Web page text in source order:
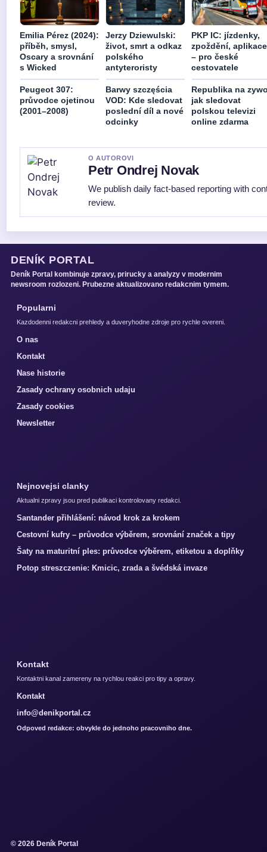
Emilia Pérez (2024):
příběh, smysl,
Oscary a srovnání
s Wicked
Jerzy Dziewulski:
život, smrt a odkaz
polského
antyteroristy
PKP IC: jízdenky,
zpoždění, aplikace
– pro české
cestovatele
Peugeot 307:
průvodce ojetinou
(2001–2008)
Barwy szczęścia
VOD: Kde sledovat
poslední díl a nové
odcinky
Republika na
jak sledovat
polskou televizi
online zdarma
O AUTOROVI
Petr Ondrej Novak
We publish daily fact-based reporting with
review.
DENÍK PORTAL
Deník Portal kombinuje zpravy, prirucky a analyzy v modernim
newsroom rozlozeni. Prubezne aktualizovano redakcnim tymem.
Popularni
Kazdodenni redakcni prehledy a duveryhodne zdroje pro rychle overeni.
O nas
Kontakt
Nase historie
Zasady ochrany osobnich udaju
Zasady cookies
Newsletter
Nejnovejsi clanky
Aktualni zpravy jsou pred publikaci kontrolovany redakci.
Santander přihlášení: návod krok za krokem
Cestovní kufry – průvodce výběrem, srovnání značek a tipy
Šaty na maturitní ples: průvodce výběrem, etiketou a doplňky
Potop streszczenie: Kmicic, zrada a švédská invaze
Kontakt
Kontaktni kanal zamereny na rychlou reakci pro tipy a opravy.
Kontakt
info@denikportal.cz
Odpoved redakce: obvykle do jednoho pracovniho dne.
© 2026 Deník Portal